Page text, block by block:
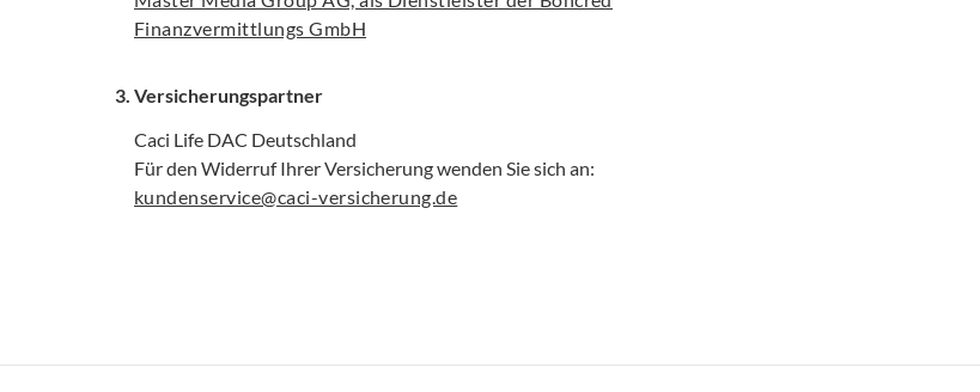
Finanzvermittlungs GmbH
3. Versicherungspartner
Caci Life DAC Deutschland
Für den Widerruf Ihrer Versicherung wenden Sie sich an:
kundenservice@caci-versicherung.de